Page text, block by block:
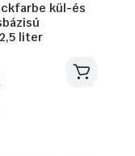
kül-és
liter